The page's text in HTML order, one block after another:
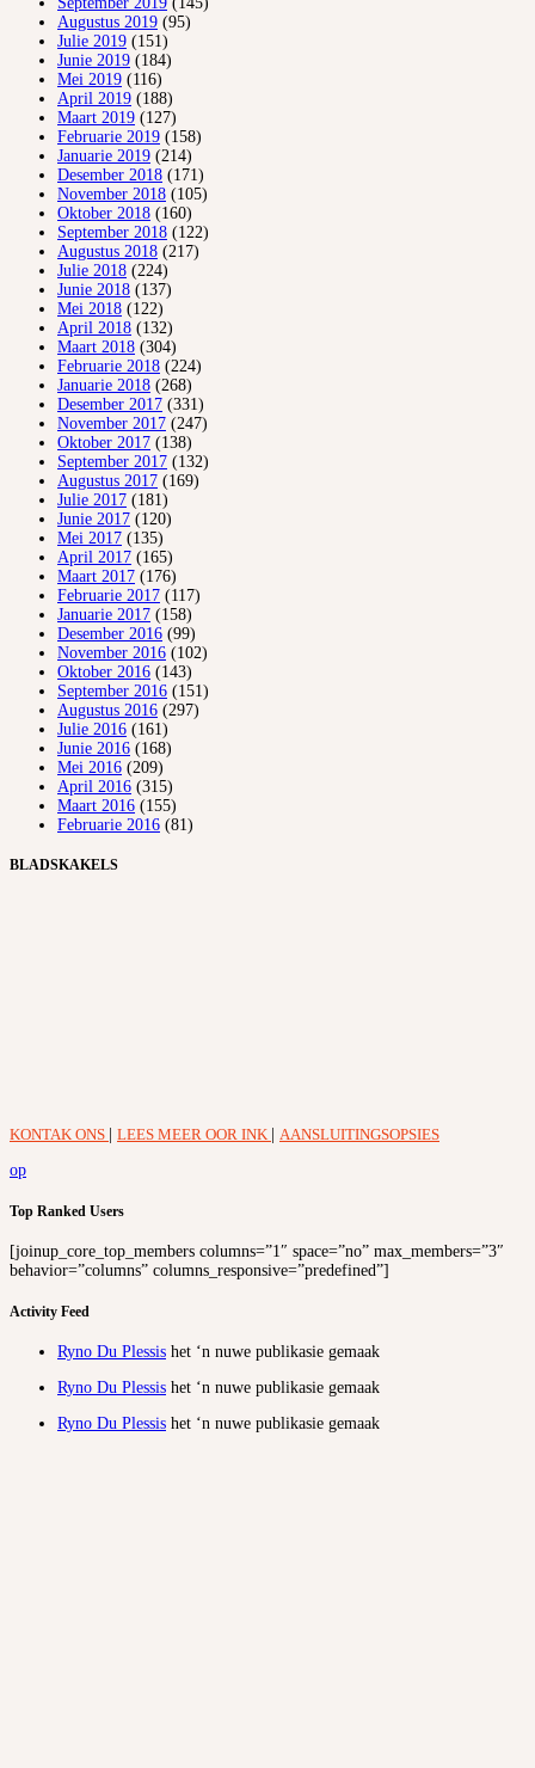
Augustus 2019 (95)
Julie 2019 (151)
Junie 2019 (184)
Mei 2019 (116)
April 2019 (188)
Maart 2019 (127)
Februarie 2019 (158)
Januarie 2019 (214)
Desember 2018 (171)
November 2018 (105)
Oktober 2018 (160)
September 2018 (122)
Augustus 2018 (217)
Julie 2018 (224)
Junie 2018 (137)
Mei 2018 (122)
April 2018 (132)
Maart 2018 (304)
Februarie 2018 (224)
Januarie 2018 (268)
Desember 2017 (331)
November 2017 (247)
Oktober 2017 (138)
September 2017 (132)
Augustus 2017 (169)
Julie 2017 (181)
Junie 2017 (120)
Mei 2017 (135)
April 2017 (165)
Maart 2017 (176)
Februarie 2017 (117)
Januarie 2017 (158)
Desember 2016 (99)
November 2016 (102)
Oktober 2016 (143)
September 2016 (151)
Augustus 2016 (297)
Julie 2016 (161)
Junie 2016 (168)
Mei 2016 (209)
April 2016 (315)
Maart 2016 (155)
Februarie 2016 (81)
BLADSKAKELS
KONTAK ONS LEES MEER OOR INK
AANSLUITINGSOPSIES
op
Top Ranked Users
[joinup_core_top_members columns=”1″ space=”no” max_members=”3″
behavior=”columns” columns_responsive=”predefined”]
Activity Feed
Ryno Du Plessis het ‘n nuwe publikasie gemaak
Ryno Du Plessis het ‘n nuwe publikasie gemaak
Ryno Du Plessis het ‘n nuwe publikasie gemaak